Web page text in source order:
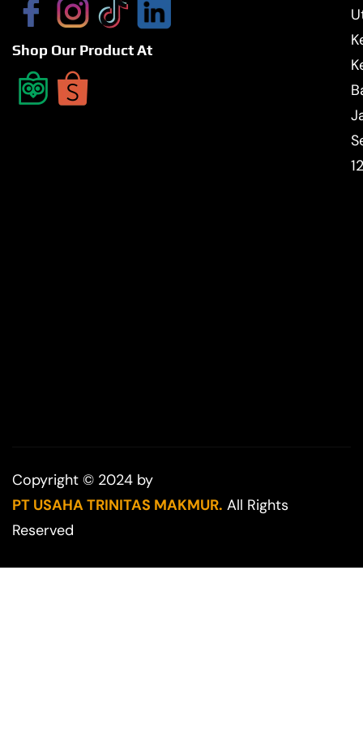
Shop Our Product At
Copyright © 2024 by
PT USAHA TRINITAS MAKMUR. All Rights
Reserved